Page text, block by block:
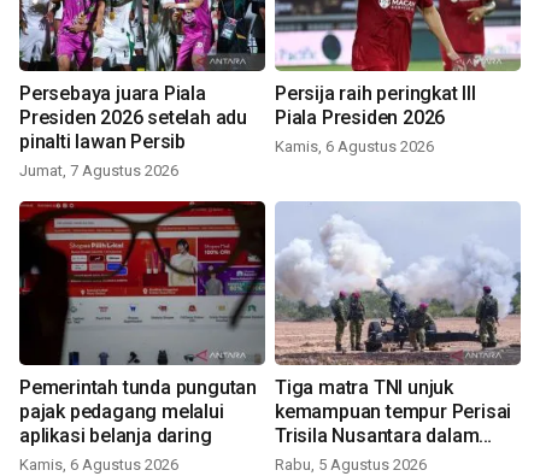
Persebaya juara Piala
Presiden 2026 setelah adu
pinalti lawan Persib
Jumat, 7 Agustus 2026
Persija raih peringkat III
Piala Presiden 2026
Kamis, 6 Agustus 2026
Pemerintah tunda pungutan
pajak pedagang melalui
aplikasi belanja daring
Kamis, 6 Agustus 2026
Tiga matra TNI unjuk
kemampuan tempur Perisai
Trisila Nusantara dalam
latihan di Kepri
Rabu, 5 Agustus 2026